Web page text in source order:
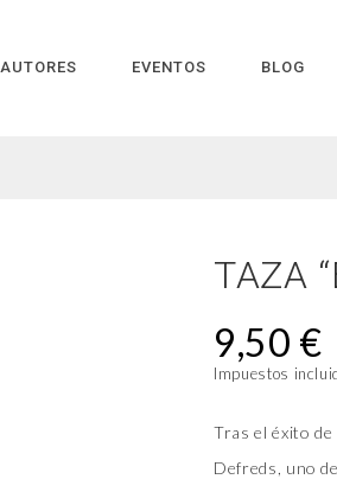
AUTORES EVENTOS BLOG
TAZA
9,50 €
Impuestos
Tras el éxito
Defreds, uno